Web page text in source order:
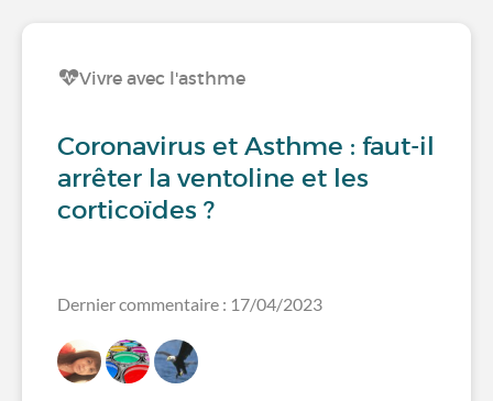
Vivre avec l'asthme
Coronavirus et Asthme : faut-il
arrêter la ventoline et les
corticoïdes ?
Dernier commentaire : 17/04/2023